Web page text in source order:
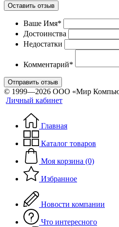
Оставить отзыв
Ваше Имя*
Достоинства
Недостатки
Комментарий*
Отправить отзыв
© 1999—2026 ООО «Мир
Личный кабинет
Главная
Каталог товаров
Моя корзина (0)
Избранное
Новости компании
Что интересного